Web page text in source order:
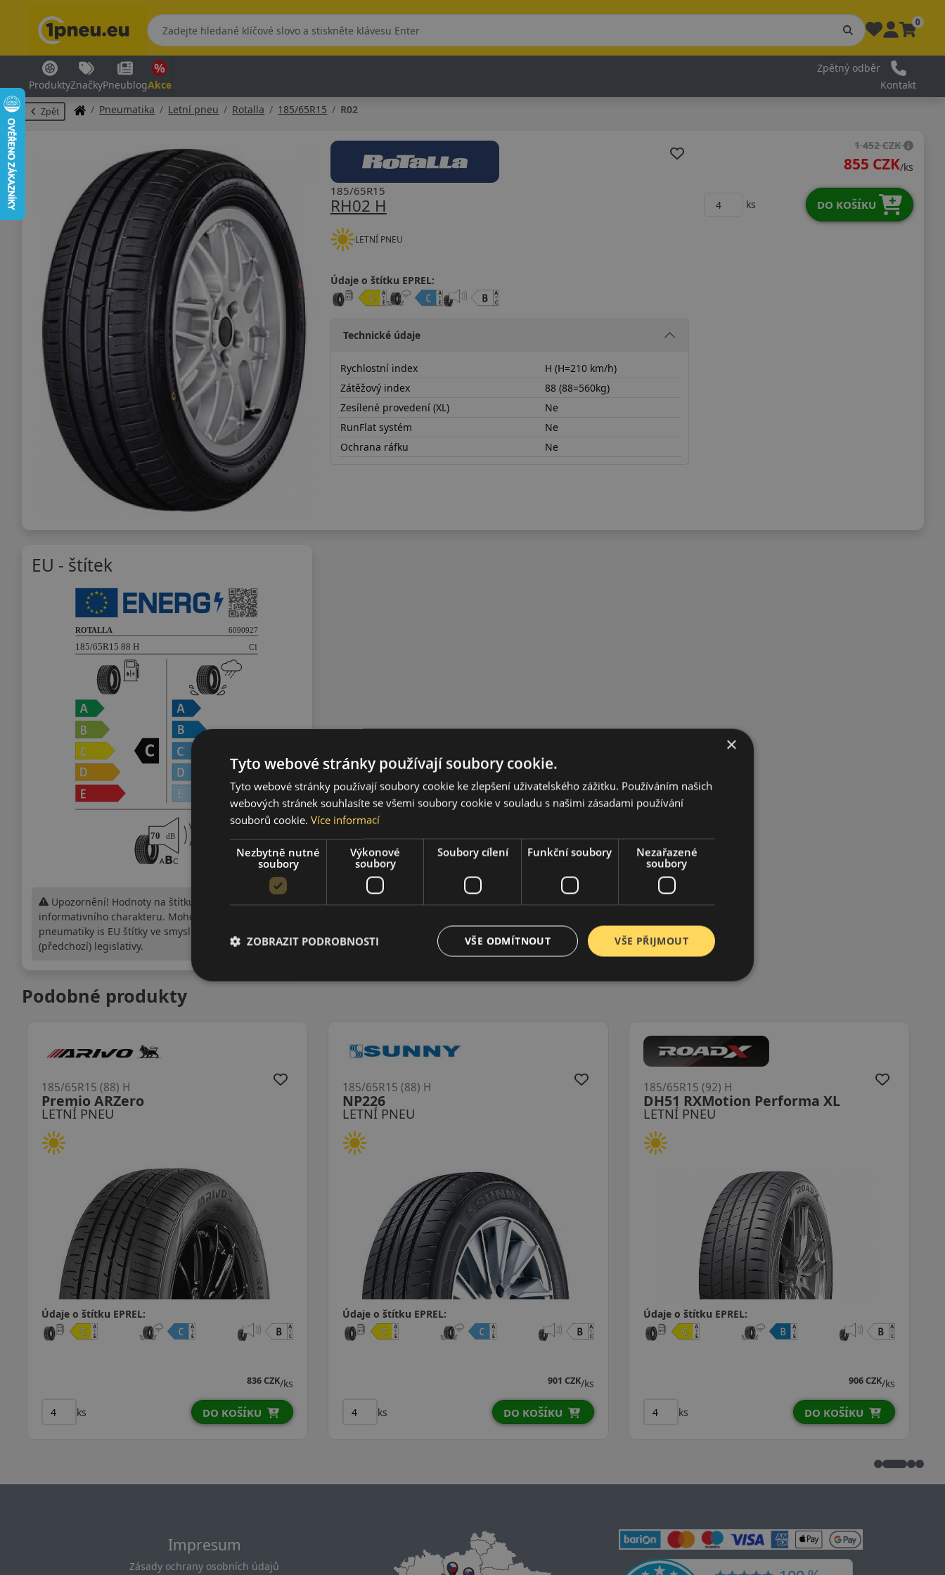
0
ProduktyZnačkyPneublogAkce
Zpětný odběr
Kontakt
Zpět Pneumatika Letní pneu Rotalla 185/65R15 R02
RH02 H
185/65R15
LETNÍ PNEU
Údaje o štítku EPREL:
Technické údaje
Rychlostní index
H (H=210 km/h)
Zátěžový index
88 (88=560kg)
Zesílené provedení (XL)
Ne
RunFlat systém
Ne
Ochrana ráfku
Ne
1 452 CZK
855 CZK/ks
ks DO KOŠÍKU
EU - štítek
Upozornění! Hodnoty na štítku jsou pouze
informativního charakteru. Mohou být dodány
pneumatiky is EU štítky ve smyslu dosud platné
(předchozí) legislativy.
Podobné produkty
ARZero
(88) H
EPREL:
185/65R15 (88) H
Údaje o štítku EPREL:
ks
DH51 RXMotion Performa XL
185/65R15 (92) H
Údaje o štítku EPREL:
ks
185/65R15 (88)
ks
Impresum
Zásady ochrany osobních údajů
×
Tyto webové stránky používají soubory cookie.
Tyto webové stránky používají soubory cookie ke zlepšení uživatelského zážitku. Používáním našich
webových stránek souhlasíte se všemi soubory cookie v souladu s našimi zásadami používání
souborů cookie. Více informací
Nezbytně nutné
soubory
Výkonové
soubory
Soubory cílení Funkční soubory
Nezařazené
soubory
VŠE PŘIJMOUT
VŠE ODMÍTNOUT
ZOBRAZIT PODROBNOSTI